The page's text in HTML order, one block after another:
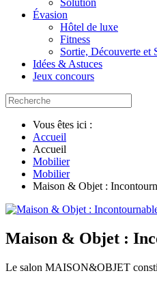
Solution
Évasion
Hôtel de luxe
Fitness
Sortie, Découverte et
Idées & Astuces
Jeux concours
Vous êtes ici :
Accueil
Accueil
Mobilier
Mobilier
Maison & Objet :
Maison & Objet :
Le salon MAISON&OBJET